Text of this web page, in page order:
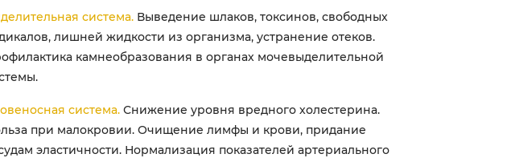
система. Выведение шлаков, токсинов, свободных
лишней жидкости из организма, устранение отеков.
камнеобразования в органах мочевыделительной
система. Снижение уровня вредного холестерина.
при малокровии. Очищение лимфы и крови, придание
эластичности. Нормализация показателей артериального